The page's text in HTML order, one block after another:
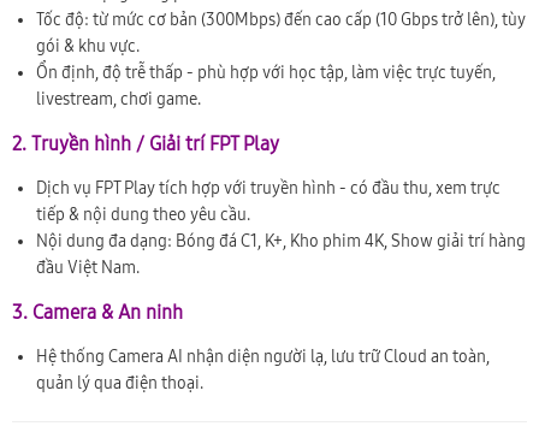
Tốc độ: từ mức cơ bản (300Mbps) đến cao cấp (10 Gbps trở lên), tùy
gói & khu vực.
Ổn định, độ trễ thấp - phù hợp với học tập, làm việc trực tuyến,
livestream, chơi game.
2. Truyền hình / Giải trí FPT Play
Dịch vụ FPT Play tích hợp với truyền hình - có đầu thu, xem trực
tiếp & nội dung theo yêu cầu.
Nội dung đa dạng: Bóng đá C1, K+, Kho phim 4K, Show giải trí hàng
đầu Việt Nam.
3. Camera & An ninh
Hệ thống Camera AI nhận diện người lạ, lưu trữ Cloud an toàn,
quản lý qua điện thoại.